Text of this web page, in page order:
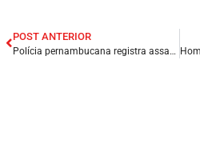
POST ANTERIOR
Polícia pernambucana registra assassinato na cidade de Caruaru – PE.